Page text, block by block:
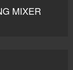
MIXER